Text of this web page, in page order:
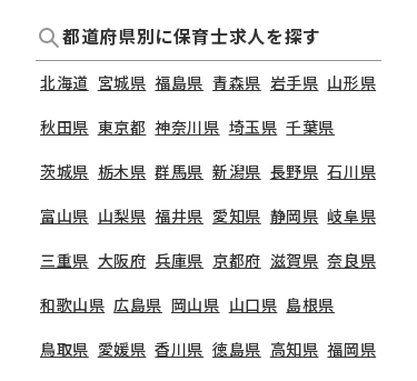
都道府県別に保育士求人を探す
北海道 宮城県 福島県 青森県 岩手県 山形県
秋田県 東京都 神奈川県 埼玉県 千葉県
茨城県 栃木県 群馬県 新潟県 長野県 石川県
富山県 山梨県 福井県 愛知県 静岡県 岐阜県
三重県 大阪府 兵庫県 京都府 滋賀県 奈良県
和歌山県 広島県 岡山県 山口県 島根県
鳥取県 愛媛県 香川県 徳島県 高知県 福岡県